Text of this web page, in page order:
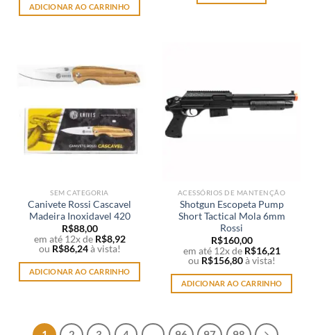
ADICIONAR AO CARRINHO
opções
podem
produto
SEM CATEGORIA
Canivete Rossi Cascavel
Madeira Inoxidavel 420
R$88,00
em até 12x de R$8,92
ou R$86,24 à vista!
ADICIONAR AO CARRINHO
ACESSÓRIOS DE MANTENÇÃO
Shotgun Escopeta Pump
Short Tactical Mola 6mm
Rossi
R$160,00
em até 12x de R$16,21
ou R$156,80 à vista!
ADICIONAR AO CARRINHO